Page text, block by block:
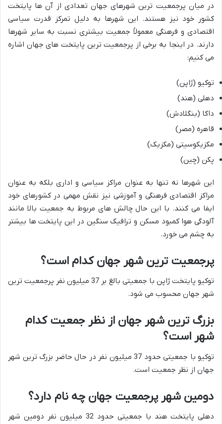
در میان پرجمعیت ترین شهرهای جهان تعدادی از آن ها پایتخت
کشور خود نیز هستند. این شهرها به دلیل تمرکز قدرت سیاسی
اقتصادی و فرهنگی معمولاً جمعیت بیشتری نسبت به سایر شهرها
دارند. در اینجا به برخی از پرجمعیت ترین پایتخت های جهان اشاره
می کنیم:
توکیو (ژاپن)
دهلی (هند)
داکا (بنگلادش)
قاهره (مصر)
مکزیکوسیتی (مکزیک)
پکن (چین)
این شهرها نه تنها به عنوان مراکز سیاسی و اداری بلکه به عنوان
مراکز اقتصادی فرهنگی و آموزشی نیز نقش مهمی در کشورهای خود
ایفا می کنند. با این حال چالش های مربوط به جمعیت بالا مانند
آلودگی هوا کمبود مسکن و ترافیک سنگین در این پایتخت ها بیشتر
به چشم می خورد.
پرجمعیت ترین شهر جهان کدام است؟
توکیو پایتخت ژاپن با جمعیتی بالغ بر 37 میلیون نفر پرجمعیت ترین
شهر جهان محسوب می شود.
بزرگ ترین شهر جهان از نظر جمعیت کدام
شهر است؟
توکیو با جمعیتی حدود 37 میلیون نفر در حال حاضر بزرگ ترین شهر
جهان از نظر جمعیت است.
دومین شهر پرجمعیت جهان چه نام دارد؟
دهلی پایتخت هند با جمعیتی حدود 32 میلیون نفر دومین شهر